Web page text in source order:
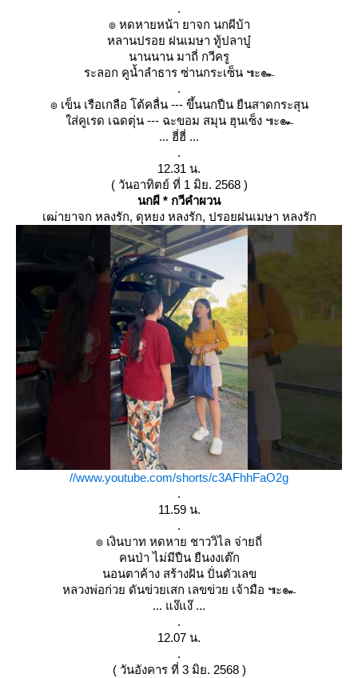
.
๏ หดหายหน้า ยาจก นกผีบ้า
หลานปรอย ฝนเมษา ทู้ปลาบู๋
นานนาน มาถี่ กวีครู
ระลอก คูน้ำลำธาร ซ่านกระเซ็น ๚ะ๛
.
๏ เข็น เรือเกลือ โต้คลื่น --- ขึ้นนกปืน ยืนสาดกระสุน
ส่คูเรด เฉดตุ่น --- ฉะขอม สมุน ฮุนเซ็ง ๚ะ๛
... ฮี่ฮี่ ...
.
12.31 น.
( วันอาทิตย์ ที่ 1 มิย. 2568 )
นกผี * กวีคำผวน
เฒ่ายาจก หลงรัก, ดุหยง หลงรัก, ปรอยฝนเมษา หลงรัก
//www.youtube.com/shorts/c3AFhhFaO2g
.
11.59 น.
.
๏ เงินบาท หดหาย ชาววิไล จ่ายถี่
คนป่า ไม่มีปืน ยืนงงเต๊ก
นอนตาค้าง สร้างฝัน ปั่นตัวเลข
หลวงพ่อก่วย ดันข่วยเสก เลขข่วย เจ้ามือ ๚ะ๛
... แง๊แง๊ ...
.
12.07 น.
.
( วันอังคาร ที่ 3 มิย. 2568 )